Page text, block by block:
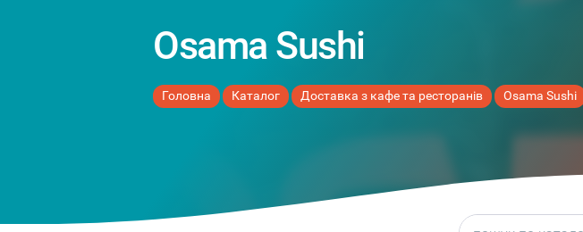
Osama Sushi
Головна Каталог Доставка з кафе та ресторанів Osama Sushi